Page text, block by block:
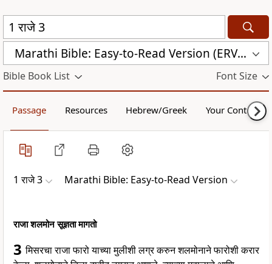
Marathi Bible: Easy-to-Read Version (ERV-MR)
Bible Book List Font Size
Passage Resources Hebrew/Greek Your Content
1 राजे 3 Marathi Bible: Easy-to-Read Version
राजा शलमोन सूज्ञता मागतो
3मिसरचा राजा फारो याच्या मुलीशी लग्र करुन शलमोनाने फारोशी करार